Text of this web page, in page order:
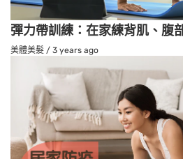
彈力帶訓練：在家練背肌、腹
美體美髮 / 3 years ago